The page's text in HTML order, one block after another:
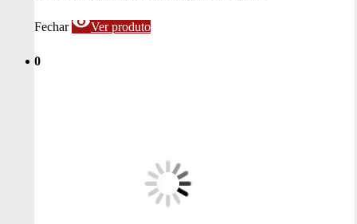
Fechar visibilityVer produto
0